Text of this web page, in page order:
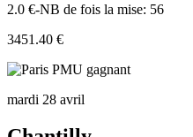
2.0 €-NB de fois la mise: 56
3451.40 €
mardi 28 avril